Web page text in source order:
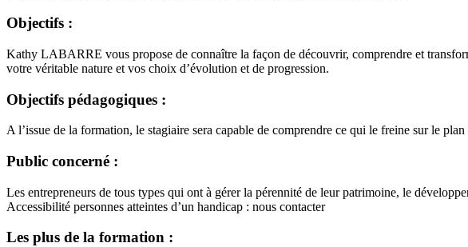
Objectifs :
Kathy LABARRE vous propose de connaître la façon de découvrir, comprendre et
votre véritable nature et vos choix d’évolution et de progression.
Objectifs pédagogiques :
A l’issue de la formation, le stagiaire sera capable de comprendre ce qui le freine sur le
Public concerné :
Les entrepreneurs de tous types qui ont à gérer la pérennité de leur patrimoine, le
Accessibilité personnes atteintes d’un handicap : nous contacter
Les plus de la formation :